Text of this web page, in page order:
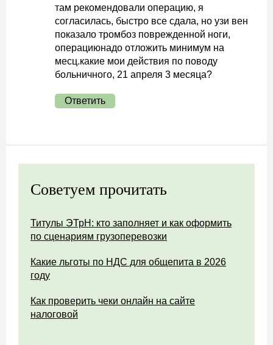
там рекомендовали операцию, я
согласилась, быстро все сдала, но узи вен
показало тромбоз поврежденной ноги,
операциюнадо отложить минимум на
месц.какие мои действия по поводу
больничного, 21 апреля 3 месяца?
Ответить
Советуем прочитать
Титулы ЭТрН: кто заполняет и как оформить
по сценариям грузоперевозки
Какие льготы по НДС для общепита в 2026
году
Как проверить чеки онлайн на сайте
налоговой